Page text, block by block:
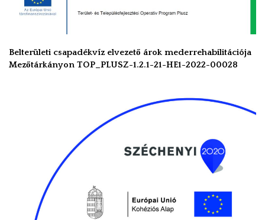
Belterületi csapadékvíz elvezető árok mederrehabilitációja
Mezőtárkányon TOP_PLUSZ-1.2.1-21-HE1-2022-00028